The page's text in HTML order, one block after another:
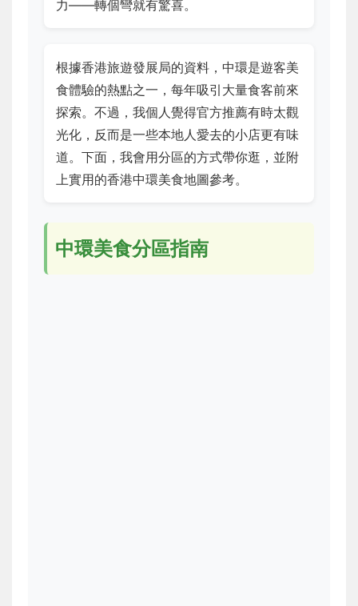
力——轉個彎就有驚喜。
根據香港旅遊發展局的資料，中環是遊客美
食體驗的熱點之一，每年吸引大量食客前來
探索。不過，我個人覺得官方推薦有時太觀
光化，反而是一些本地人愛去的小店更有味
道。下面，我會用分區的方式帶你逛，並附
上實用的香港中環美食地圖參考。
中環美食分區指南